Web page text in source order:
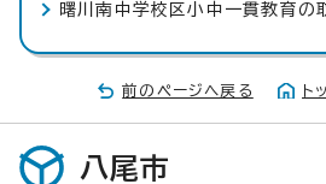
曙川南中学校区小中一貫教育の
前のページへ戻る ト
八尾市